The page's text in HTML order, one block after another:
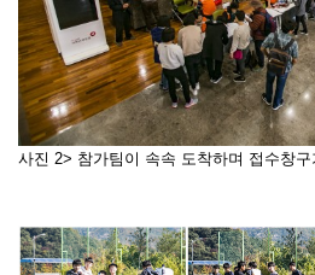
사진 2> 참가팀이 속속 도착하며 접수창